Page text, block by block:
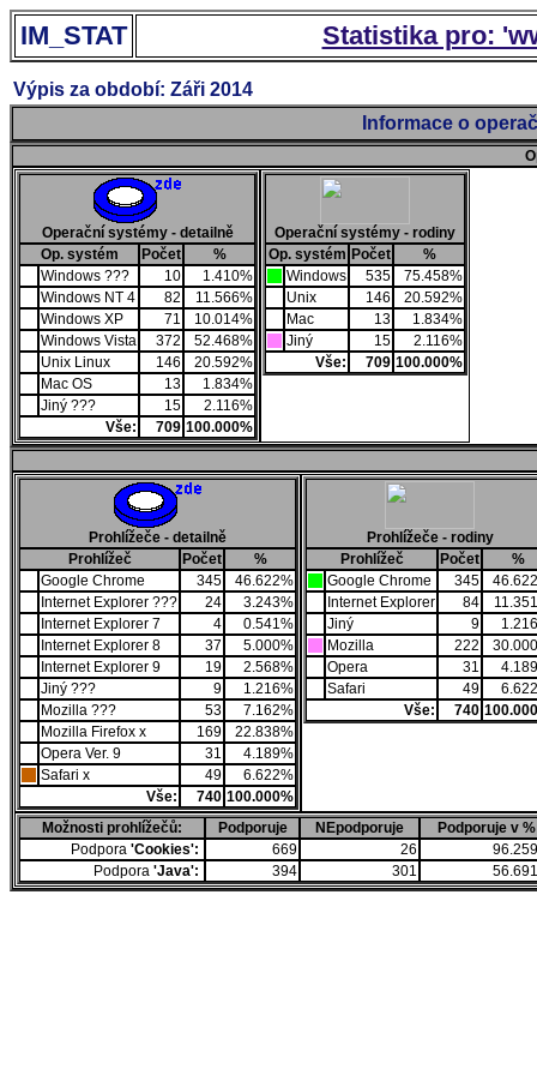
IM_STAT Statistika pro:
Výpis za období: Záři 2014
Informace o
Operační systémy - detailně
Op. systém
Počet
%
Windows ???
10
1.410%
Windows NT 4
82
11.566%
Windows XP
71
10.014%
Windows Vista
372
52.468%
Unix Linux
146
20.592%
Mac OS
13
1.834%
Jiný ???
15
2.116%
Vše:
709 100.000%
Operační systémy - rodiny
Op. systém Počet
%
Windows
535
75.458%
Unix
146
20.592%
Mac
13
1.834%
Jiný
15
2.116%
Vše:
709 100.000%
Prohlížeče - detailně
Prohlížeč
Počet
%
Google Chrome
345
46.622%
Internet Explorer ???
24
3.243%
Internet Explorer 7
4
0.541%
Internet Explorer 8
37
5.000%
Internet Explorer 9
19
2.568%
Jiný ???
9
1.216%
Mozilla ???
53
7.162%
Mozilla Firefox x
169
22.838%
Opera Ver. 9
31
4.189%
Safari x
49
6.622%
Vše:
740 100.000%
Prohlížeče - rodiny
Prohlížeč
Počet
%
Google Chrome
345
Internet Explorer
84
Jiný
9
Mozilla
222
Opera
31
Safari
49
Vše:
740
Možnosti prohlížečů: Podporuje NEpodporuje
Podporuje v %
Podpora 'Cookies': 669 26
Podpora 'Java': 394 301